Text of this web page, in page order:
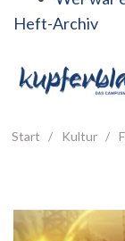
Heft-Archiv
Start / Kultur /